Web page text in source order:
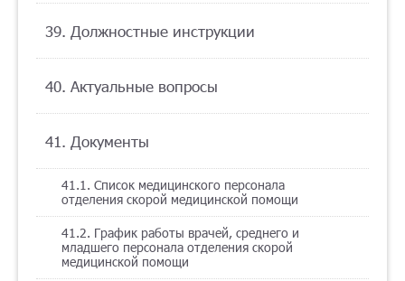
39. Должностные инструкции
40. Актуальные вопросы
41. Документы
41.1. Список медицинского персонала
отделения скорой медицинской помощи
41.2. График работы врачей, среднего и
младшего персонала отделения скорой
медицинской помощи